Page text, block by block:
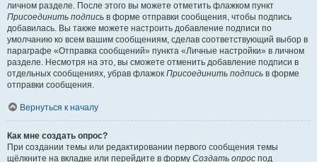
личном разделе. После этого вы можете отметить флажком пункт
Присоединить подпись в форме отправки сообщения, чтобы подпись
добавилась. Вы также можете настроить добавление подписи по
умолчанию ко всем вашим сообщениям, сделав соответствующий выбор в
параграфе «Отправка сообщений» пункта «Личные настройки» в личном
разделе. Несмотря на это, вы сможете отменить добавление подписи в
отдельных сообщениях, убрав флажок Присоединить подпись в форме
отправки сообщения.
Вернуться к началу
Как мне создать опрос?
При создании темы или редактировании первого сообщения темы
щёлкните на вкладке или перейдите в форму Создать опрос под